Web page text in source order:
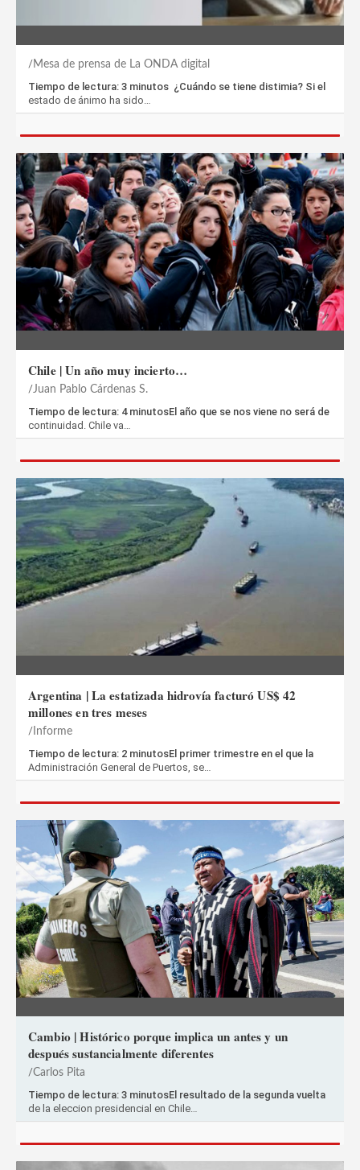
Mesa de prensa de La ONDA digital
Tiempo de lectura: 3 minutos ¿Cuándo se tiene distimia? Si el
estado de ánimo ha sido…
Chile | Un año muy incierto…
Juan Pablo Cárdenas S.
Tiempo de lectura: 4 minutosEl año que se nos viene no será de
continuidad. Chile va…
Argentina | La estatizada hidrovía facturó US$ 42
millones en tres meses
Informe
Tiempo de lectura: 2 minutosEl primer trimestre en el que la
Administración General de Puertos, se…
Cambio | Histórico porque implica un antes y un
después sustancialmente diferentes
Carlos Pita
Tiempo de lectura: 3 minutosEl resultado de la segunda vuelta
de la eleccion presidencial en Chile…